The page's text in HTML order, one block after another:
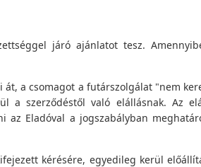
járó ajánlatot tesz.
át, a csomagot a futárszolgálat "nem
a szerződéstől való elállásnak. Az
az Eladóval a jogszabályban
kérésére, egyedileg kerül